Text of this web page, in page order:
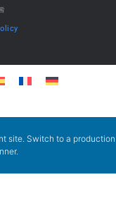
site. Switch to a production
.